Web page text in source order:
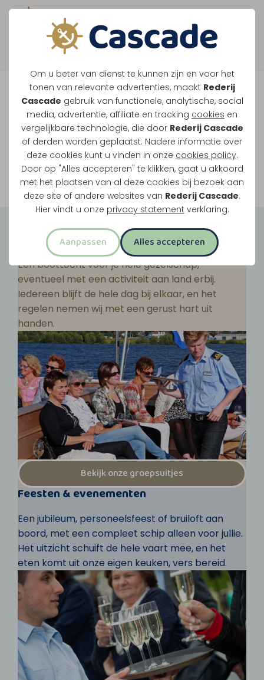
Om u beter van dienst te kunnen zijn en voor het
tonen van relevante advertenties, maakt Rederij
Cascade gebruik van functionele, analytische, social
media, advertentie, affiliate en tracking cookies en
vergelijkbare technologie, die door Rederij Cascade
of derden worden geplaatst. Nadere informatie over
deze cookies kunt u vinden in onze cookies policy.
Door op "Alles accepteren" te klikken, gaat u akkoord
met het plaatsen van al deze cookies bij bezoek aan
deze site of andere websites van Rederij Cascade.
Hier vindt u onze privacy statement verklaring.
Aanpassen Alles accepteren
Boek direct je vaart
Vaar je mee over de
Maasplassen?
Ondanks de lage waterstanden gaan
onze vaarten gewoon door.
Bekijk onze rondvaarten
Groepsuitjes
Een boottocht voor je hele gezelschap,
eventueel met een activiteit aan land erbij.
Iedereen blijft de hele dag bij elkaar, en het
regelen nemen wij met een gerust hart uit
handen.
Bekijk onze groepsuitjes
Feesten & evenementen
Een jubileum, personeelsfeest of bruiloft aan
boord, met een compleet schip alleen voor jullie.
Het uitzicht schuift de hele vaart mee, en het
eten komt uit onze eigen keuken, vers bereid.